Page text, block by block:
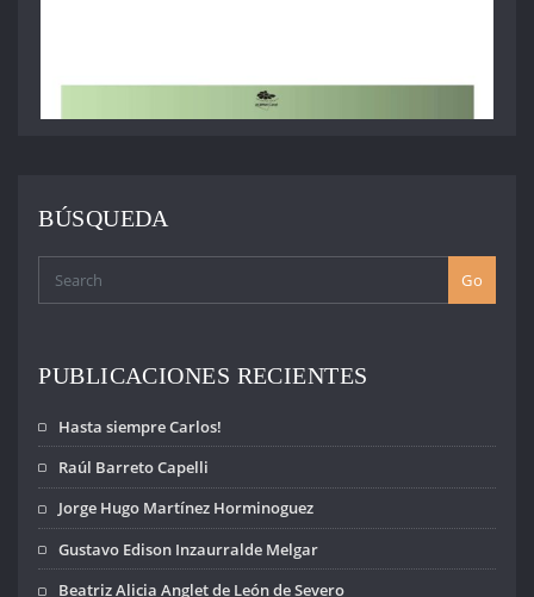
BÚSQUEDA
Go
PUBLICACIONES RECIENTES
Hasta siempre Carlos!
Raúl Barreto Capelli
Jorge Hugo Martínez Horminoguez
Gustavo Edison Inzaurralde Melgar
Beatriz Alicia Anglet de León de Severo